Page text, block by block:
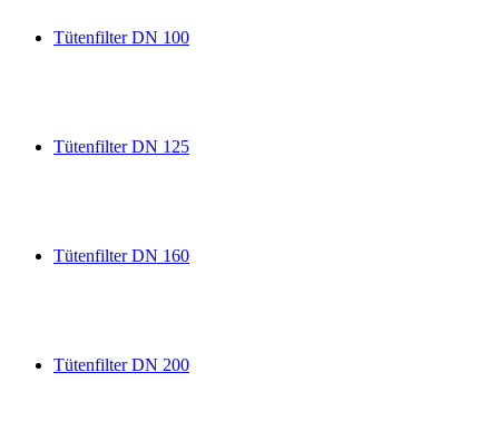
Tütenfilter DN 100
Tütenfilter DN 125
Tütenfilter DN 160
Tütenfilter DN 200